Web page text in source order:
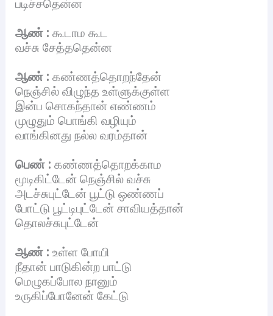
ஆண் : கூடாம கூட
வச்சு சேத்ததென்ன
ஆண் : கண்ணத்தொறந்தேன்
நெஞ்சில் விழுந்த உள்ளுக்குள்ள
இன்ப சொகந்தான் எண்ணம்
முழுதும் பொங்கி வழியும்
வாங்கினது நல்ல வரம்தான்
பெண் : கண்ணத்தொறக்காம
மூடிகிட்டேன் நெஞ்சில் வச்சு
அடச்சுபுட்டேன் பூட்டு ஒண்ணப்
போட்டு பூட்டிபுட்டேன் சாவியத்தான்
தொலச்சுபுட்டேன்
ஆண் : உள்ள போயி
நீதான் பாடுகின்ற பாட்டு
மெழுகப்போல நானும்
உருகிப்போனேன் கேட்டு